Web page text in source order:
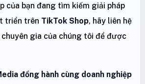
của bạn đang tìm kiếm giải pháp
triển trên TikTok Shop, hãy liên hệ
gia của chúng tôi để được
đồng hành cùng doanh nghiệp